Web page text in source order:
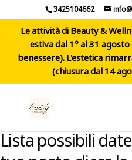
3425104662
Le attività di Beauty &
estiva dal 1° al 31
benessere). L'estetica
(chiusura dal 14
Lista possibili